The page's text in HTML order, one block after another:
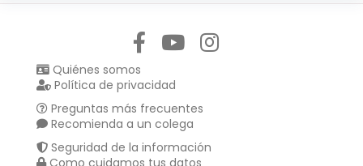
Quiénes somos
Política de privacidad
Preguntas más frecuentes
Recomienda a un colega
Seguridad de la información